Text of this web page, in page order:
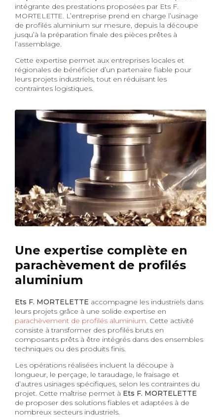
intégrante des prestations proposées par Ets F.
MORTELETTE. L’entreprise prend en charge l’usinage
de profilés aluminium sur mesure, depuis la découpe
jusqu’à la préparation finale des pièces prêtes à
l’assemblage.
Cette expertise permet aux entreprises locales et
régionales de bénéficier d’un partenaire fiable pour
leurs projets industriels, tout en réduisant les
contraintes logistiques.
Une expertise complète en
parachèvement de profilés
aluminium
Ets F. MORTELETTE accompagne les industriels dans
leurs projets grâce à une solide expertise en
parachèvement de profilés aluminium. Cette activité
consiste à transformer des profilés bruts en
composants prêts à être intégrés dans des ensembles
techniques ou des produits finis.
Les opérations réalisées incluent la découpe à
longueur, le perçage, le taraudage, le fraisage et
d’autres usinages spécifiques, selon les contraintes du
projet. Cette maîtrise permet à Ets F. MORTELETTE
de proposer des solutions fiables et adaptées à de
nombreux secteurs industriels.